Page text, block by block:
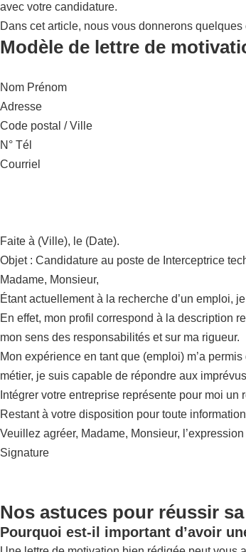
avec votre candidature.
Dans cet article, nous vous donnerons
Modèle de lettre de
Nom Prénom
Adresse
Code postal / Ville
N° Tél
Courriel
Faite à (Ville), le (Date).
Objet : Candidature au poste de Interceptrice
Madame, Monsieur,
Étant actuellement à la recherche d’un emploi,
En effet, mon profil correspond à la description
mon sens des responsabilités et sur ma rigueur.
Mon expérience en tant que (emploi) m’a
métier, je suis capable de répondre aux
Intégrer votre entreprise représente pour moi
Restant à votre disposition pour toute
Veuillez agréer, Madame, Monsieur,
Signature
Nos astuces pour réussir
Pourquoi est-il important d’avoir